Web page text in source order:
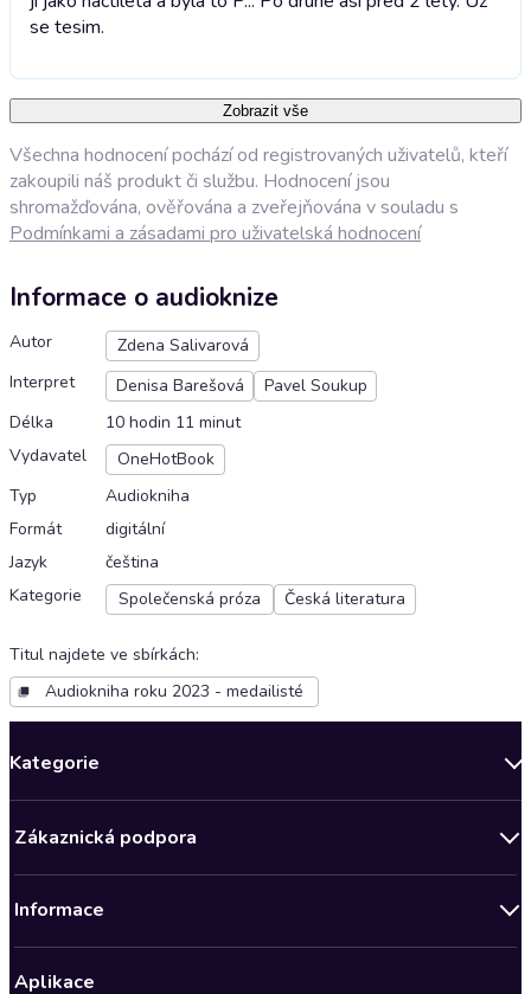
se tesim.
Zobrazit vše
Všechna hodnocení pochází od registrovaných uživatelů, kteří
zakoupili náš produkt či službu. Hodnocení jsou
shromažďována, ověřována a zveřejňována v souladu s
Podmínkami a zásadami pro uživatelská hodnocení
Informace o audioknize
Autor
Zdena Salivarová
Interpret
Denisa Barešová
Pavel Soukup
Délka
10 hodin 11 minut
Vydavatel
OneHotBook
Typ
Audiokniha
Formát
digitální
Jazyk
čeština
Kategorie
Společenská próza Česká literatura
Titul najdete ve sbírkách:
Audiokniha roku 2023 - medailisté
Kategorie
Bestsellery měsíce
Nově v Klubu
Zákaznická podpora
Informace
Aplikace